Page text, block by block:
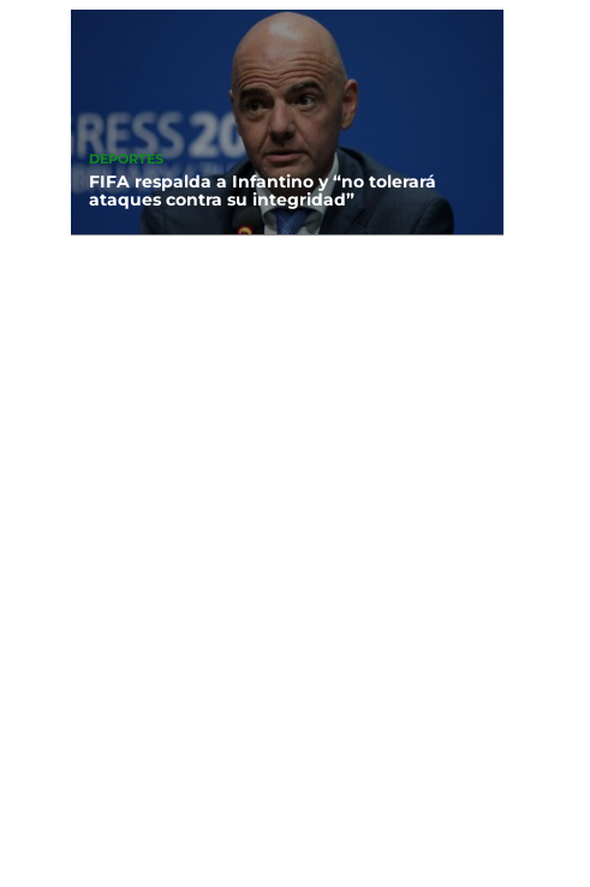
DEPORTES
FIFA respalda a Infantino y “no tolerará
ataques contra su integridad”